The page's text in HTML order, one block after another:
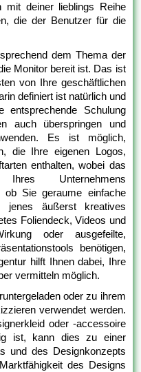
mit deiner lieblings Reihe
die der Benutzer für die
dem Thema der
Monitor bereit ist. Das ist
von Ihre geschäftlichen
definiert ist natürlich und
entsprechende Schulung
auch überspringen und
Es ist möglich,
die Ihre eigenen Logos,
enthalten, wobei das
Ihres Unternehmens
ob Sie geraume einfache
jenes äußerst kreatives
Foliendeck, Videos und
oder ausgefeilte,
benötigen,
hilft Ihnen dabei, Ihre
vermitteln möglich.
oder zu ihrem
verwendet werden.
oder -accessoire
ist, kann dies zu einer
und des Designkonzepts
des Designs